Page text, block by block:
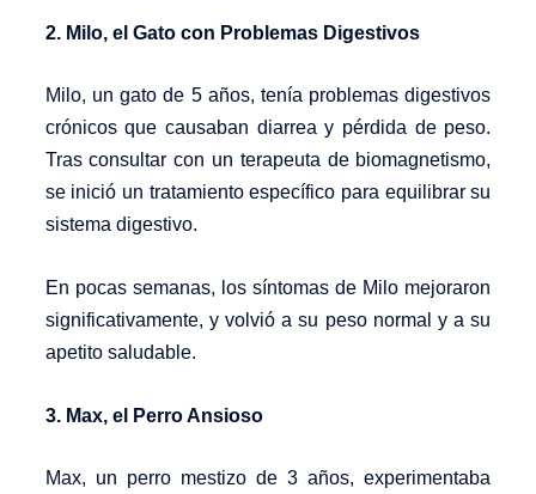
2. Milo, el Gato con Problemas Digestivos
Milo, un gato de 5 años, tenía problemas digestivos
crónicos que causaban diarrea y pérdida de peso.
Tras consultar con un terapeuta de biomagnetismo,
se inició un tratamiento específico para equilibrar su
sistema digestivo.
En pocas semanas, los síntomas de Milo mejoraron
significativamente, y volvió a su peso normal y a su
apetito saludable.
3. Max, el Perro Ansioso
Max, un perro mestizo de 3 años, experimentaba